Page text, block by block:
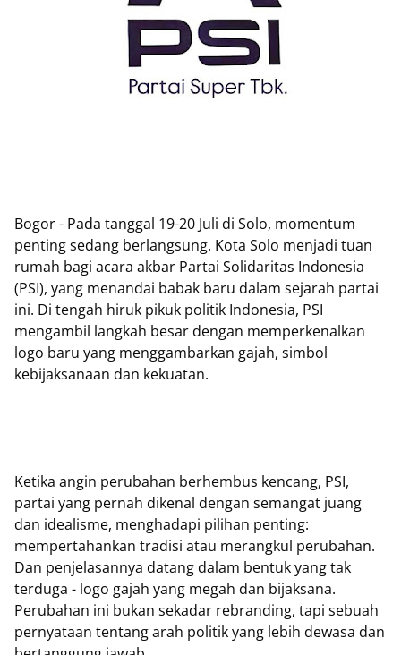
Bogor - Pada tanggal 19-20 Juli di Solo, momentum
penting sedang berlangsung. Kota Solo menjadi tuan
rumah bagi acara akbar Partai Solidaritas Indonesia
(PSI), yang menandai babak baru dalam sejarah partai
ini. Di tengah hiruk pikuk politik Indonesia, PSI
mengambil langkah besar dengan memperkenalkan
logo baru yang menggambarkan gajah, simbol
kebijaksanaan dan kekuatan.
Ketika angin perubahan berhembus kencang, PSI,
partai yang pernah dikenal dengan semangat juang
dan idealisme, menghadapi pilihan penting:
mempertahankan tradisi atau merangkul perubahan.
Dan penjelasannya datang dalam bentuk yang tak
terduga - logo gajah yang megah dan bijaksana.
Perubahan ini bukan sekadar rebranding, tapi sebuah
pernyataan tentang arah politik yang lebih dewasa dan